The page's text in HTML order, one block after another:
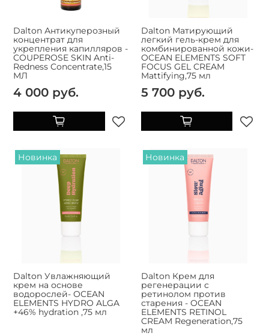
Dalton Антикуперозный
концентрат для
укрепления капилляров -
COUPEROSE SKIN Anti-
Redness Concentrate,15
МЛ
4 000 руб.
Dalton Матирующий
легкий гель-крем для
комбинированной кожи-
OCEAN ELEMENTS SOFT
FOCUS GEL CREAM
Mattifying,75 мл
5 700 руб.
Новинка
Dalton Увлажняющий
крем на основе
водорослей- OCEAN
ELEMENTS HYDRO ALGA
+46% hydration ,75 мл
Новинка
Dalton Крем для
регенерации с
ретинолом против
старения - OCEAN
ELEMENTS RETINOL
CREAM Regeneration,75
мл